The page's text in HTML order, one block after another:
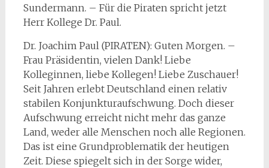
Sundermann. – Für die Piraten spricht jetzt
Herr Kollege Dr. Paul.
Dr. Joachim Paul (PIRATEN): Guten Morgen. –
Frau Präsidentin, vielen Dank! Liebe
Kolleginnen, liebe Kollegen! Liebe Zuschauer!
Seit Jahren erlebt Deutschland einen relativ
stabilen Konjunkturaufschwung. Doch dieser
Aufschwung erreicht nicht mehr das ganze
Land, weder alle Menschen noch alle Regionen.
Das ist eine Grundproblematik der heutigen
Zeit. Diese spiegelt sich in der Sorge wider,